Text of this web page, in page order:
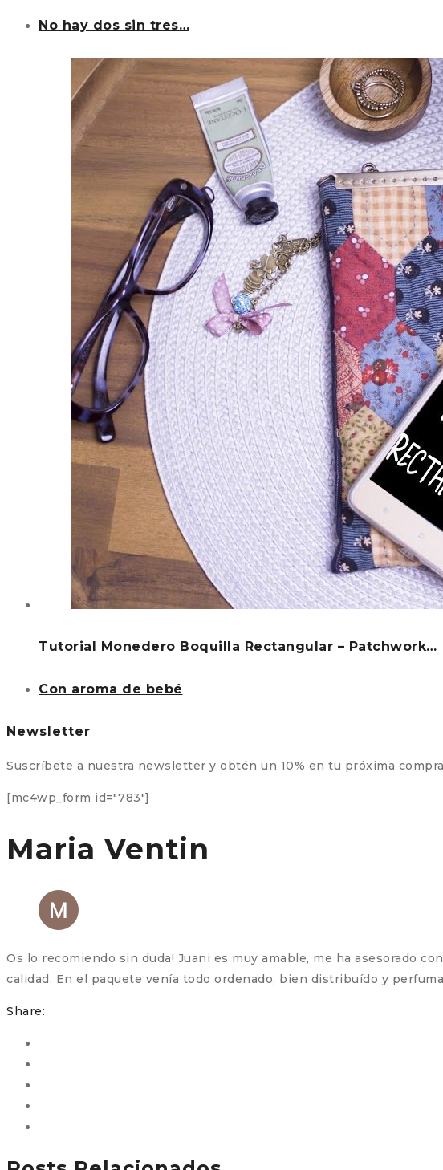
No hay dos sin tres…
Tutorial Monedero Boquilla Rectangular – Patchwork…
Con aroma de bebé
Newsletter
Suscríbete a nuestra newsletter y obtén un 10% en tu próxima compra
[mc4wp_form id="783"]
Maria Ventin
Os lo recomiendo sin duda! Juani es muy amable, me ha asesorado
calidad. En el paquete venía todo ordenado, bien distribuído y
Share: